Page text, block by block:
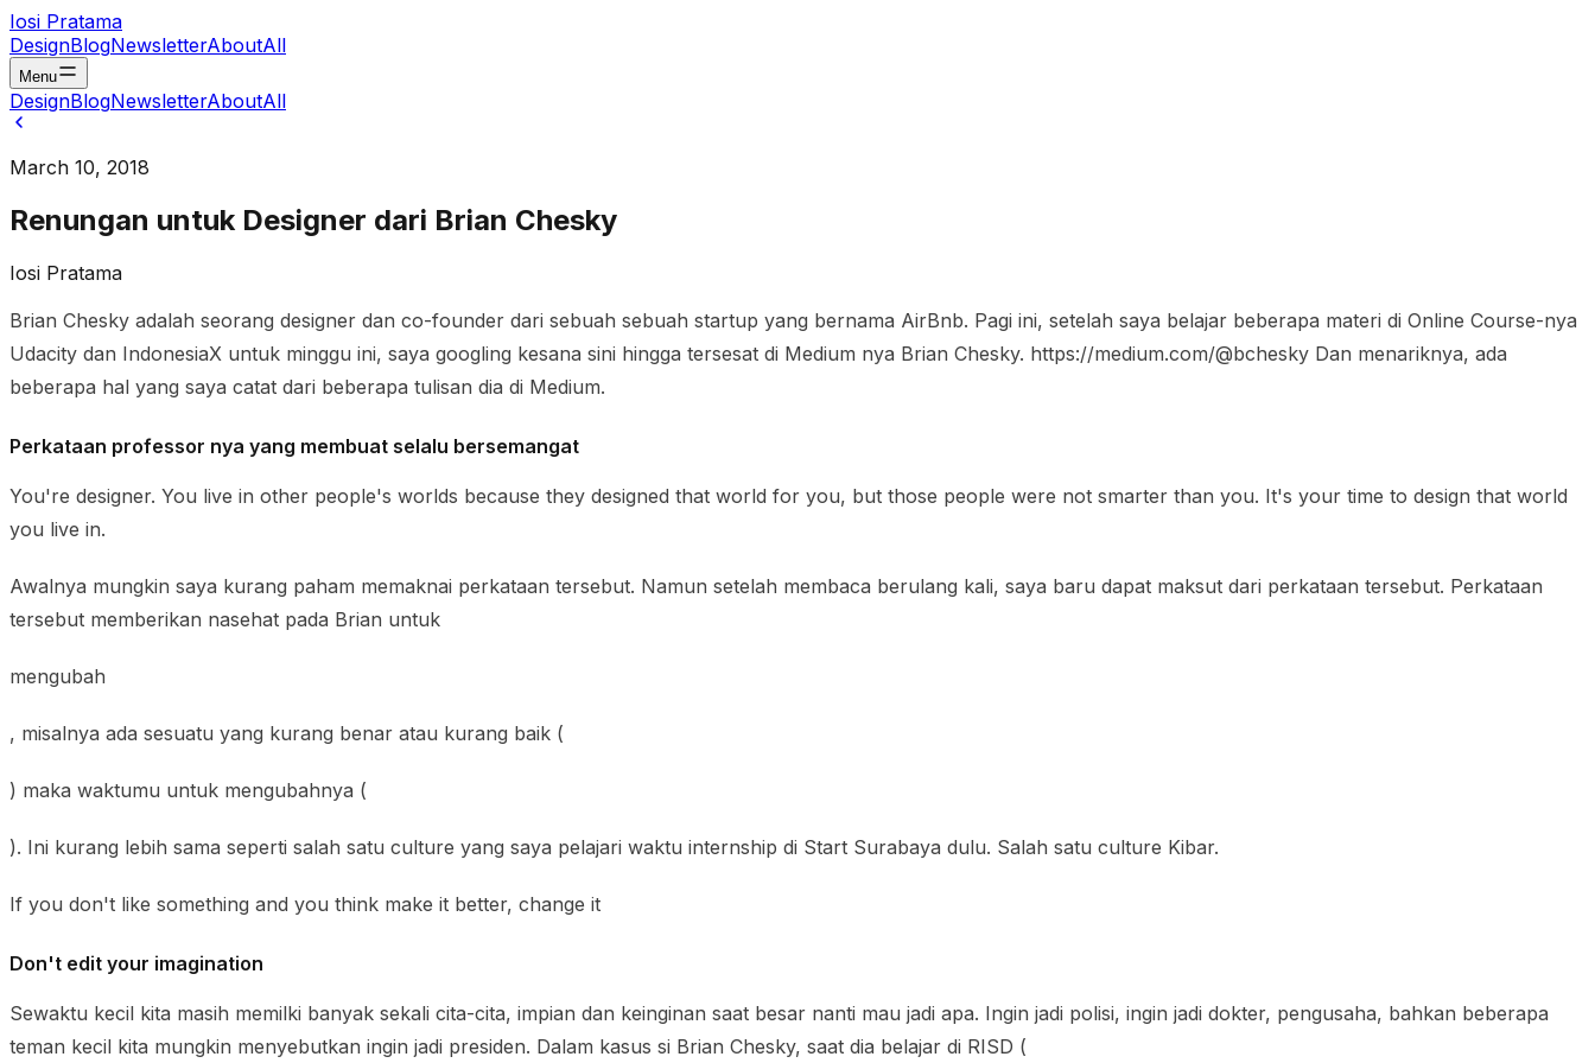
Iosi Pratama
DesignBlogNewsletterAboutAll
Menu
DesignBlogNewsletterAboutAll
March 10, 2018
Renungan untuk Designer dari Brian Chesky
Iosi Pratama
Brian Chesky adalah seorang designer dan co-founder dari sebuah sebuah startup yang bernama AirBnb. Pagi ini, setelah saya belajar beberapa materi di Online Course-nya
Udacity dan IndonesiaX untuk minggu ini, saya googling kesana sini hingga tersesat di Medium nya Brian Chesky. https://medium.com/@bchesky Dan menariknya, ada
beberapa hal yang saya catat dari beberapa tulisan dia di Medium.
Perkataan professor nya yang membuat selalu bersemangat
You're designer. You live in other people's worlds because they designed that world for you, but those people were not smarter than you. It's your time to design that world
you live in.
Awalnya mungkin saya kurang paham memaknai perkataan tersebut. Namun setelah membaca berulang kali, saya baru dapat maksut dari perkataan tersebut. Perkataan
tersebut memberikan nasehat pada Brian untuk
mengubah
, misalnya ada sesuatu yang kurang benar atau kurang baik (
) maka waktumu untuk mengubahnya (
). Ini kurang lebih sama seperti salah satu culture yang saya pelajari waktu internship di Start Surabaya dulu. Salah satu culture Kibar.
If you don't like something and you think make it better, change it
Don't edit your imagination
Sewaktu kecil kita masih memilki banyak sekali cita-cita, impian dan keinginan saat besar nanti mau jadi apa. Ingin jadi polisi, ingin jadi dokter, pengusaha, bahkan beberapa
teman kecil kita mungkin menyebutkan ingin jadi presiden. Dalam kasus si Brian Chesky, saat dia belajar di RISD (